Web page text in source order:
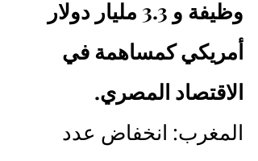
وظيفة و 3.3 مليار دولار
أمريكي كمساهمة في
الاقتصاد المصري.
المغرب: انخفاض عدد